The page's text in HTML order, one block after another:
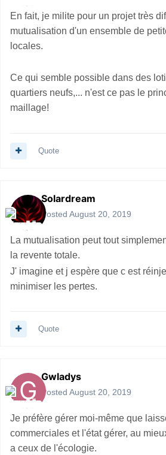
En fait, je milite pour un projet très
mutualisation d'un ensemble de
locales.
Ce qui semble possible dans des
quartiers neufs,... n'est ce pas le
maillage!
Quote
Solardream
Posted August 20, 2019
La mutualisation peut tout
la revente totale.
J' imagine et j espère que c est
minimiser les pertes.
Quote
Gwladys
Posted August 20, 2019
Je préfère gérer moi-même que
commerciales et l'état gérer, au
a ceux de l'écologie.